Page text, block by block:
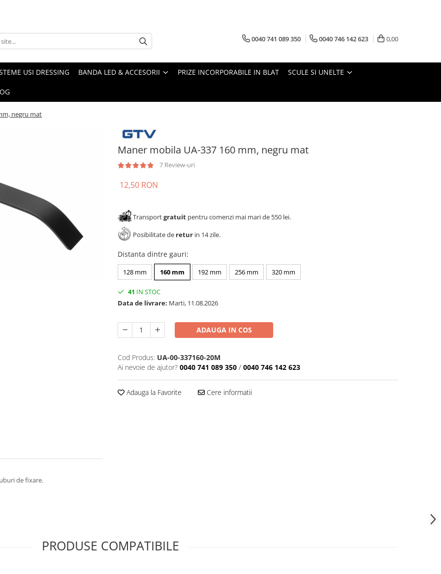
0040 741 089 350 0040 746 142 623 0,00
USI DRESSING BANDA LED & ACCESORII PRIZE INCORPORABILE IN BLAT SCULE SI UNELTE
negru mat
Maner mobila UA-337 160 mm, negru mat
7 Review-uri
12,50 RON
Transportgratuit pentru comenzi mai mari de 550 lei.
Posibilitate de retur in 14 zile.
Distanta dintre gauri:
128 mm 160 mm 192 mm 256 mm 320 mm
41 IN STOC
Data de livrare: Marti, 11.08.2026
ADAUGA IN COS
Cod Produs: UA-00-337160-20M
Ai nevoie de ajutor? 0040 741 089 350 / 0040 746 142 623
Adauga la Favorite Cere informatii
de fixare.
PRODUSE COMPATIBILE